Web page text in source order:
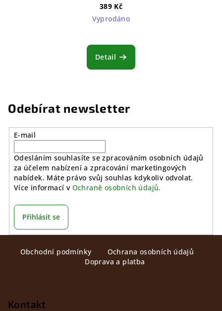
389 Kč
Vyprodáno
Detail
Odebírat newsletter
E-mail
Odesláním souhlasíte se zpracováním osobních údajů
za účelem nabízení a zpracování marketingových
nabídek. Máte právo svůj souhlas kdykoliv odvolat.
Více informací v Ochraně osobních údajů.
Přihlásit se
Obchodní podmínky
Ochrana osobních údajů
Doprava a platba
Kontakt